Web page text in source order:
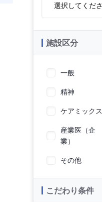
施設区分
一般
精神
ケアミックス
産業医（企
業）
その他
こだわり条件